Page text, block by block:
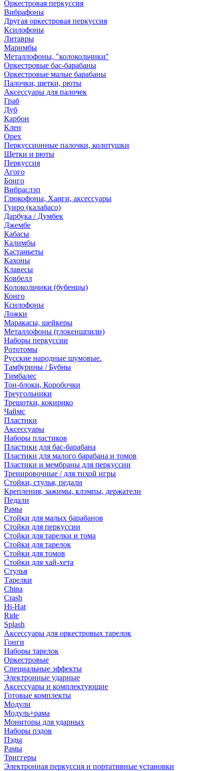
Оркестровая перкуссия
Вибрафоны
Другая оркестровая перкуссия
Ксилофоны
Литавры
Маримбы
Металлофоны, "колокольчики"
Оркестровые бас-барабаны
Оркестровые малые барабаны
Палочки, щетки, рюты
Аксессуары для палочек
Граб
Дуб
Карбон
Клен
Орех
Перкуссионные палочки, колотушки
Щетки и рюты
Перкуссия
Агого
Бонго
Вибраслэп
Глюкофоны, Ханги, аксессуары
Гуиро (калабасо)
Дарбука / Думбек
Джембе
Кабасы
Калимбы
Кастаньеты
Кахоны
Клавесы
Ковбелл
Колокольчики (бубенцы)
Конго
Ксилофоны
Ложки
Маракасы, шейкеры
Металлофоны (глокеншпили)
Наборы перкуссии
Рототомы
Русские народные шумовые.
Тамбурины / Бубны
Тимбалес
Тон-блоки, Коробочки
Треугольники
Трещотки, кокирико
Чаймс
Пластики
Аксессуары
Наборы пластиков
Пластики для бас-барабана
Пластики для малого барабана и томов
Пластики и мембраны для перкуссии
Тренировочные / для тихой игры
Стойки, стулья, педали
Крепления, зажимы, клэмпы, держатели
Педали
Рамы
Стойки для малых барабанов
Стойки для перкуссии
Стойки для тарелки и тома
Стойки для тарелок
Стойки для томов
Стойки для хай-хета
Стулья
Тарелки
China
Crash
Hi-Hat
Ride
Splash
Аксессуары для оркестровых тарелок
Гонги
Наборы тарелок
Оркестровые
Специальные эффекты
Электронные ударные
Аксессуары и комплектующие
Готовые комплекты
Модули
Модуль+рама
Мониторы для ударных
Наборы пэдов
Пэды
Рамы
Триггеры
Электронная перкуссия и портативные установки